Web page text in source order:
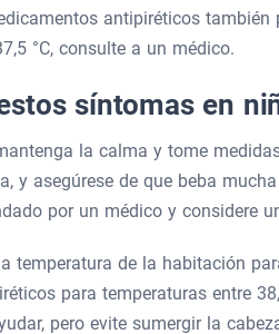
antipiréticos
°C, consulte a un médico.
síntomas en
la calma y tome
y asegúrese de que beba
por un médico y considere
temperatura de la habitación
para temperaturas entre
pero evite sumergir la